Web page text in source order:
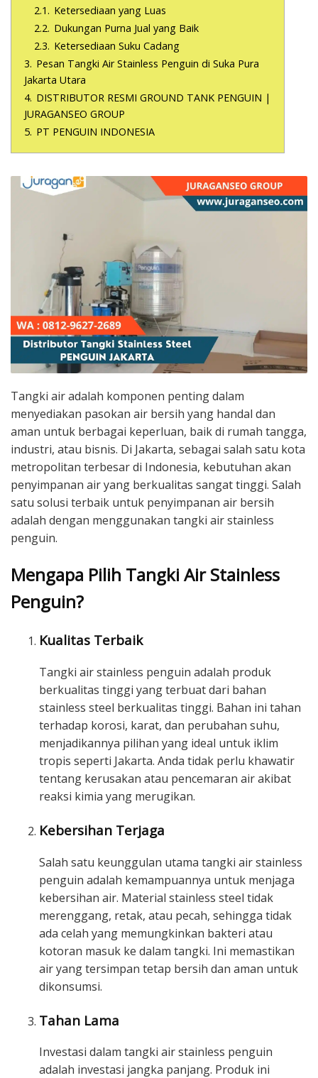
2.1. Ketersediaan yang Luas
2.2. Dukungan Purna Jual yang Baik
2.3. Ketersediaan Suku Cadang
3. Pesan Tangki Air Stainless Penguin di Suka Pura
Jakarta Utara
4. DISTRIBUTOR RESMI GROUND TANK PENGUIN |
JURAGANSEO GROUP
5. PT PENGUIN INDONESIA
Tangki air adalah komponen penting dalam
menyediakan pasokan air bersih yang handal dan
aman untuk berbagai keperluan, baik di rumah tangga,
industri, atau bisnis. Di Jakarta, sebagai salah satu kota
metropolitan terbesar di Indonesia, kebutuhan akan
penyimpanan air yang berkualitas sangat tinggi. Salah
satu solusi terbaik untuk penyimpanan air bersih
adalah dengan menggunakan tangki air stainless
penguin.
Mengapa Pilih Tangki Air Stainless
Penguin?
Kualitas Terbaik
Tangki air stainless penguin adalah produk
berkualitas tinggi yang terbuat dari bahan
stainless steel berkualitas tinggi. Bahan ini tahan
terhadap korosi, karat, dan perubahan suhu,
menjadikannya pilihan yang ideal untuk iklim
tropis seperti Jakarta. Anda tidak perlu khawatir
tentang kerusakan atau pencemaran air akibat
reaksi kimia yang merugikan.
Kebersihan Terjaga
Salah satu keunggulan utama tangki air stainless
penguin adalah kemampuannya untuk menjaga
kebersihan air. Material stainless steel tidak
merenggang, retak, atau pecah, sehingga tidak
ada celah yang memungkinkan bakteri atau
kotoran masuk ke dalam tangki. Ini memastikan
air yang tersimpan tetap bersih dan aman untuk
dikonsumsi.
Tahan Lama
Investasi dalam tangki air stainless penguin
adalah investasi jangka panjang. Produk ini